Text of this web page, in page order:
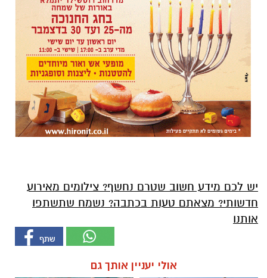
יש לכם מידע חשוב שטרם נחשף? צילומים מאירוע
חדשותי? מצאתם טעות בכתבה? נשמח שתשתפו
אותנו
אולי יעניין אותך גם